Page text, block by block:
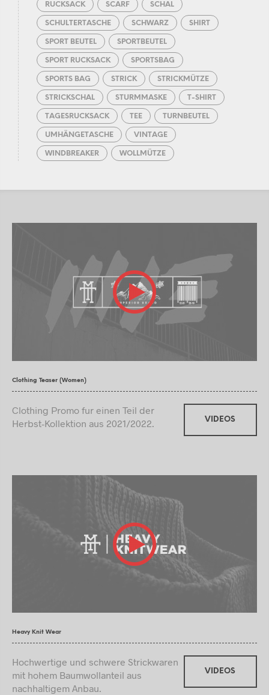
RUCKSACK SCARF SCHAL
SCHULTERTASCHE SCHWARZ SHIRT
SPORT BEUTEL SPORTBEUTEL
SPORT RUCKSACK SPORTSBAG
SPORTS BAG STRICK STRICKMÜTZE
STRICKSCHAL STURMMASKE T-SHIRT
TAGESRUCKSACK TEE TURNBEUTEL
UMHÄNGETASCHE VINTAGE
WINDBREAKER WOLLMÜTZE
Clothing Teaser (Women)
Clothing Promo fur einen Teil der
Herbst-Kollektion aus 2021/2022.
VIDEOS
Heavy Knit Wear
Hochwertige und schwere Strickwaren
mit hohem Baumwollanteil aus
nachhaltigem Anbau.
VIDEOS